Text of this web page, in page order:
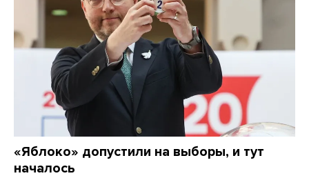
«Яблоко» допустили на выборы, и тут
началось